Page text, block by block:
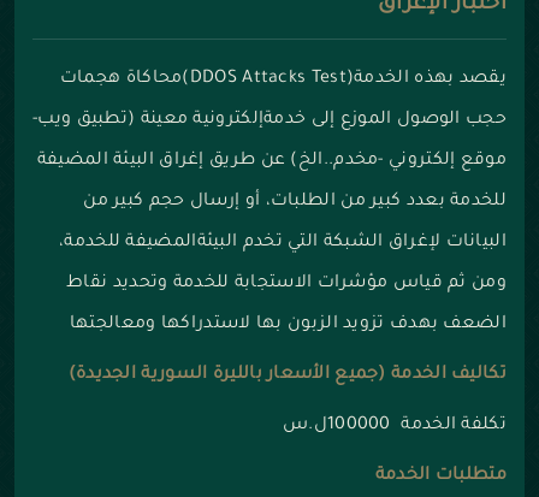
اختبار الإغراق
يقصد بهذه الخدمة(DDOS Attacks Test)محاكاة هجمات
حجب الوصول الموزع إلى خدمةإلكترونية معينة (تطبيق ويب-
موقع إلكتروني -مخدم..الخ) عن طريق إغراق البيئة المضيفة
للخدمة بعدد كبير من الطلبات، أو إرسال حجم كبير من
البيانات لإغراق الشبكة التي تخدم البيئةالمضيفة للخدمة،
ومن ثم قياس مؤشرات الاستجابة للخدمة وتحديد نقاط
الضعف بهدف تزويد الزبون بها لاستدراكها ومعالجتها
تكاليف الخدمة (جميع الأسعار بالليرة السورية الجديدة)
تكلفة الخدمة 100000ل.س
متطلبات الخدمة